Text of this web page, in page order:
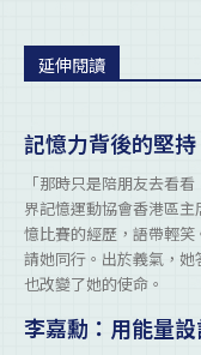
延伸閱讀
記憶力背後的堅
「那時只是陪朋友去看
界記憶運動協會香港區
憶比賽的經歷，語帶輕
請她同行。出於義氣，
也改變了她的使命。
李嘉勳：用能量